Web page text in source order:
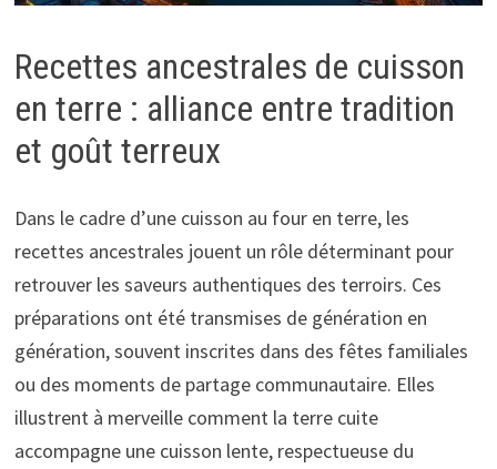
Recettes ancestrales de cuisson
en terre : alliance entre tradition
et goût terreux
Dans le cadre d’une cuisson au four en terre, les
recettes ancestrales jouent un rôle déterminant pour
retrouver les saveurs authentiques des terroirs. Ces
préparations ont été transmises de génération en
génération, souvent inscrites dans des fêtes familiales
ou des moments de partage communautaire. Elles
illustrent à merveille comment la terre cuite
accompagne une cuisson lente, respectueuse du